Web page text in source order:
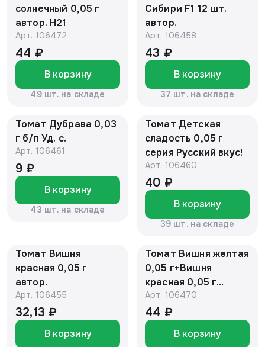
солнечный 0,05 г
автор. Н21
Арт. 106472
44 ₽
В корзину
49 шт. на складе
Сибири F1 12 шт.
автор.
Арт. 106458
43 ₽
В корзину
37 шт. на складе
Томат Дубрава 0,03
г б/п Уд. с.
Арт. 106461
9 ₽
В корзину
43 шт. на складе
Томат Детская
сладость 0,05 г
серия Русский вкус!
Арт. 106460
40 ₽
В корзину
39 шт. на складе
Томат Вишня
красная 0,05 г
автор.
Арт. 106455
32,13 ₽
В корзину
Томат Вишня желтая
0,05 г+Вишня
красная 0,05 г
автор. серия Дуэт
Арт. 106470
44 ₽
В корзину